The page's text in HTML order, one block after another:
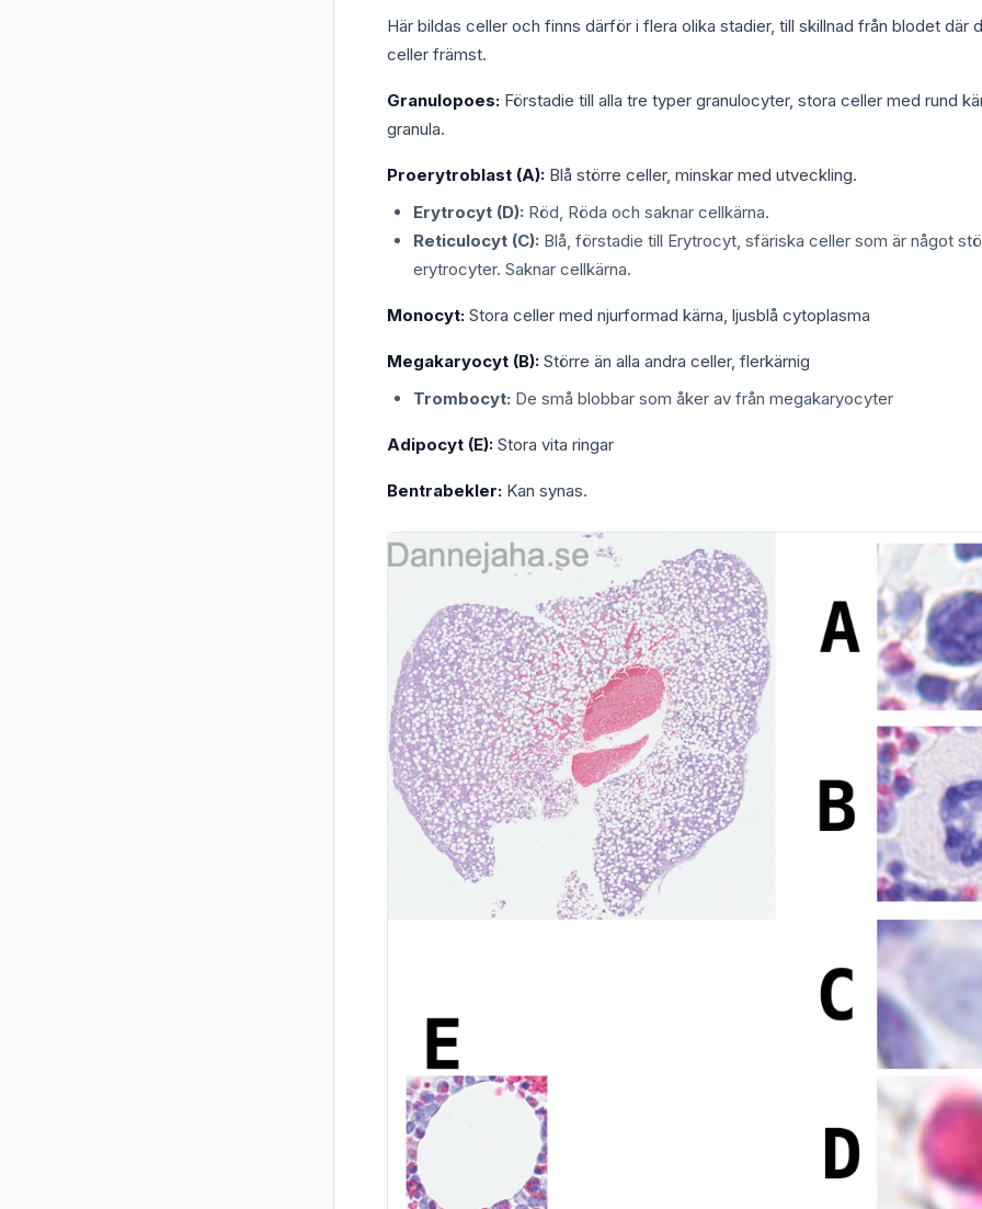
Här bildas celler och finns därför i flera olika stadier, till skillnad från blodet där
celler främst.
Granulopoes: Förstadie till alla tre typer granulocyter, stora celler med rund
granula.
Proerytroblast (A): Blå större celler, minskar med utveckling.
Erytrocyt (D): Röd, Röda och saknar cellkärna.
Reticulocyt (C): Blå, förstadie till Erytrocyt, sfäriska celler som är något
erytrocyter. Saknar cellkärna.
Monocyt: Stora celler med njurformad kärna, ljusblå cytoplasma
Megakaryocyt (B): Större än alla andra celler, flerkärnig
Trombocyt: De små blobbar som åker av från megakaryocyter
Adipocyt (E): Stora vita ringar
Bentrabekler: Kan synas.